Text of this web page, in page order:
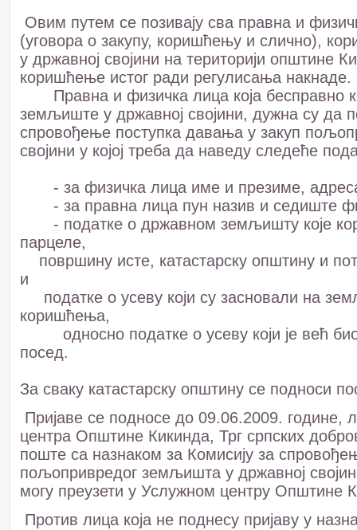
Овим путем се позивају сва правна и
(уговора о закупу, коришћењу и слично),
у државној својини на територији општине
коришћење истог ради регулисања накнаде.
Правна и физичка лица која бесправно
земљиште у државној својини, дужна су да
спровођење поступка давања у закуп
својини у којој треба да наведу следеће
- за физичка лица име и презиме,
- за правна лица пун назив и седиште
- податке о државном земљишту које
парцеле,
површину исте, катастарску општину и
и
податке о усеву који су засновали на
коришћења,
односно податке о усеву који је већ
посед.
За сваку катастарску општину се подноси
Пријаве се подносе до 09.06.2009. године,
центра Општине Кикинда, Трг српских
поште са назнаком за Комисију за
пољопривредог земљишта у државној
могу преузети у Услужном центру Општине
Против лица која не поднесу пријаву у